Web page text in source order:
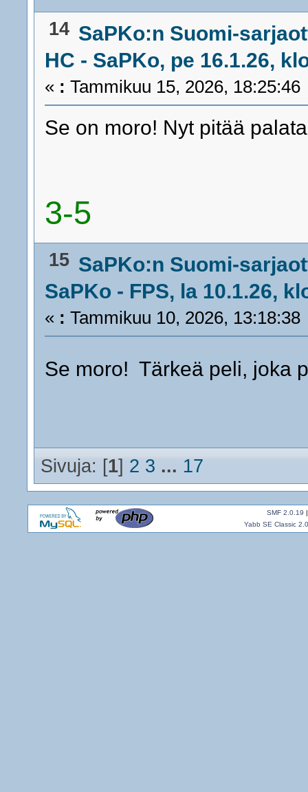
14 SaPKo:n Suomi-
HC - SaPKo, pe 16.1.26,
« : Tammikuu 15, 2026,
Se on moro! Nyt pitää
3-5
15 SaPKo:n Suomi-
SaPKo - FPS, la 10.1.26,
« : Tammikuu 10, 2026,
Se moro! Tärkeä peli, joka
Sivuja: [1] 2 3 ... 17
SMF 2.0.19
Yabb SE Classic